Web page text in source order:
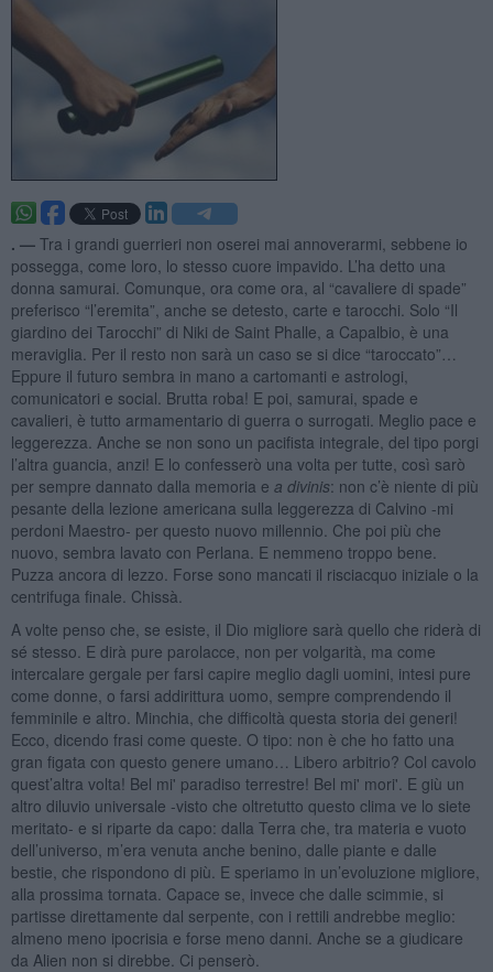
. — Tra i grandi guerrieri non oserei mai annoverarmi, sebbene io
possegga, come loro, lo stesso cuore impavido. L’ha detto una
donna samurai. Comunque, ora come ora, al “cavaliere di spade”
preferisco “l’eremita”, anche se detesto, carte e tarocchi. Solo “Il
giardino dei Tarocchi” di Niki de Saint Phalle, a Capalbio, è una
meraviglia. Per il resto non sarà un caso se si dice “taroccato”…
Eppure il futuro sembra in mano a cartomanti e astrologi,
comunicatori e social. Brutta roba! E poi, samurai, spade e
cavalieri, è tutto armamentario di guerra o surrogati. Meglio pace e
leggerezza. Anche se non sono un pacifista integrale, del tipo porgi
l’altra guancia, anzi! E lo confesserò una volta per tutte, così sarò
per sempre dannato dalla memoria e a divinis: non c’è niente di più
pesante della lezione americana sulla leggerezza di Calvino -mi
perdoni Maestro- per questo nuovo millennio. Che poi più che
nuovo, sembra lavato con Perlana. E nemmeno troppo bene.
Puzza ancora di lezzo. Forse sono mancati il risciacquo iniziale o la
centrifuga finale. Chissà.
A volte penso che, se esiste, il Dio migliore sarà quello che riderà di
sé stesso. E dirà pure parolacce, non per volgarità, ma come
intercalare gergale per farsi capire meglio dagli uomini, intesi pure
come donne, o farsi addirittura uomo, sempre comprendendo il
femminile e altro. Minchia, che difficoltà questa storia dei generi!
Ecco, dicendo frasi come queste. O tipo: non è che ho fatto una
gran figata con questo genere umano… Libero arbitrio? Col cavolo
quest’altra volta! Bel mi' paradiso terrestre! Bel mi' mori'. E giù un
altro diluvio universale -visto che oltretutto questo clima ve lo siete
meritato- e si riparte da capo: dalla Terra che, tra materia e vuoto
dell’universo, m’era venuta anche benino, dalle piante e dalle
bestie, che rispondono di più. E speriamo in un’evoluzione migliore,
alla prossima tornata. Capace se, invece che dalle scimmie, si
partisse direttamente dal serpente, con i rettili andrebbe meglio:
almeno meno ipocrisia e forse meno danni. Anche se a giudicare
da Alien non si direbbe. Ci penserò.